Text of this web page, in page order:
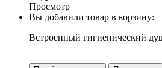
Просмотр
Вы добавили товар в корзину:
Встроенный гигиенический